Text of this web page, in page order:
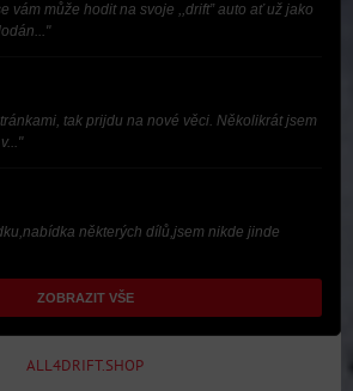
vám může hodit na svoje ,,drift” auto ať už jako
tak prijdu na nové věci. Několikrát jsem
některých dílů,jsem nikde jinde
ZOBRAZIT VŠE
ALL4DRIFT.SHOP